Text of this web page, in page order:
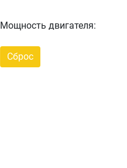
Мощность двигателя: